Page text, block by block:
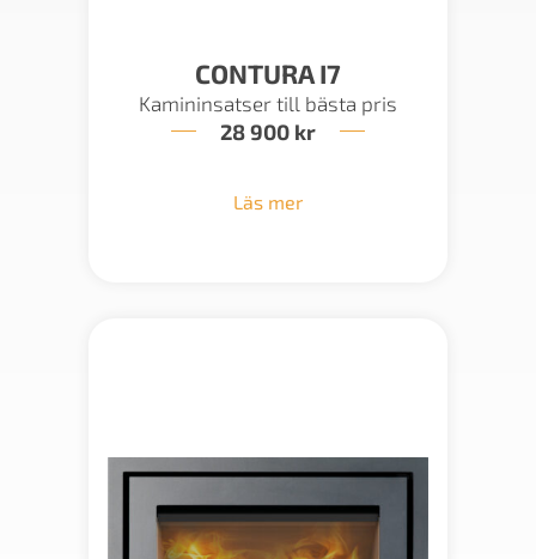
CONTURA I7
Kamininsatser till bästa pris
28 900 kr
Läs mer